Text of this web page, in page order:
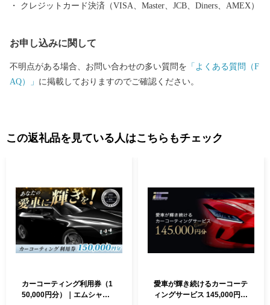
深谷の魅力を全国の皆さんにお届けしていきますので、よろしく
おネギしまぁ～す。 ーーーーーーーーーーーーーーーーーーーー
ーーーーーーーーーーーーーーー 【キャンセルにつきまして】 ふ
のうえ、ご寄附いただきますようお願いいたします。
クレジットカード決済（VISA、Master、JCB、Diners、AMEX）
お申し込みに関して
不明点がある場合、お問い合わせの多い質問を 「よくある質問（F
AQ）」 に掲載しておりますのでご確認ください。
この返礼品を見ている人はこちらもチェック
カーコーティング利用券（1
50,000円分）｜エムシャイ
愛車が輝き続けるカーコーテ
ィングサービス 145,000円